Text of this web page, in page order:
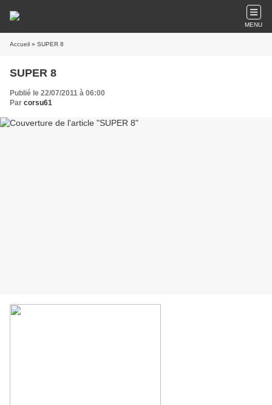
MENU
Accueil » SUPER 8
SUPER 8
Publié le 22/07/2011 à 06:00
Par corsu61